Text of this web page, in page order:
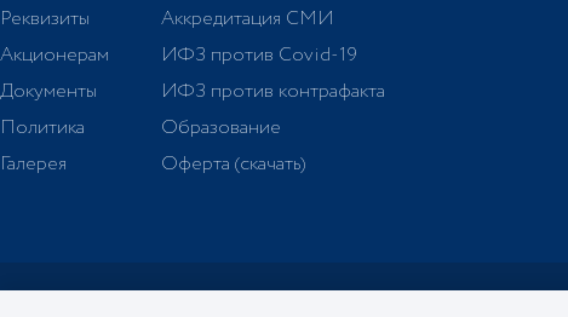
Реквизиты
Акционерам
Документы
Политика
Галерея
Аккредитация СМИ
ИФЗ против Covid-19
ИФЗ против контрафакта
Образование
Оферта (скачать)